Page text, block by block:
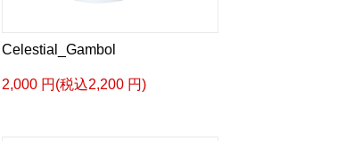
Celestial_Gambol
2,000 円(税込2,200 円)